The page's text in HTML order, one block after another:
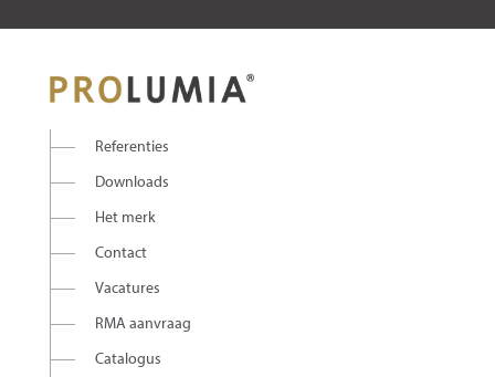
Referenties
Downloads
Het merk
Contact
Vacatures
RMA aanvraag
Catalogus